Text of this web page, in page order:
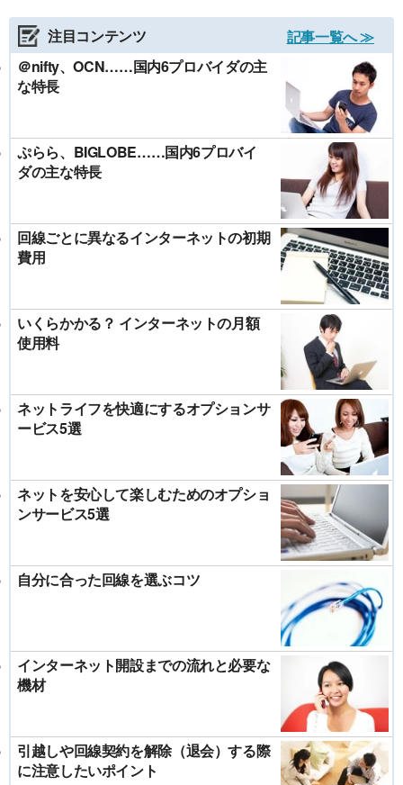
注目コンテンツ
記事一覧へ ≫
＠nifty、OCN……国内6プロバイダの主
な特長
ぷらら、BIGLOBE……国内6プロバイ
ダの主な特長
回線ごとに異なるインターネットの初期
費用
いくらかかる？ インターネットの月額
使用料
ネットライフを快適にするオプションサ
ービス5選
ネットを安心して楽しむためのオプショ
ンサービス5選
自分に合った回線を選ぶコツ
インターネット開設までの流れと必要な
機材
引越しや回線契約を解除（退会）する際
に注意したいポイント